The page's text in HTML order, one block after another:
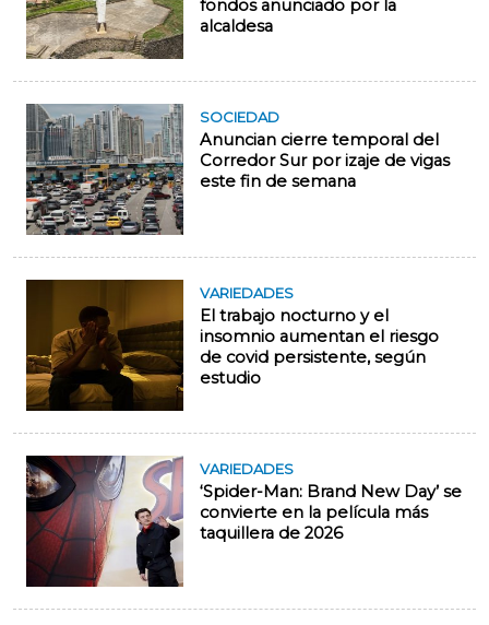
fondos anunciado por la
alcaldesa
SOCIEDAD
Anuncian cierre temporal del
Corredor Sur por izaje de vigas
este fin de semana
VARIEDADES
El trabajo nocturno y el
insomnio aumentan el riesgo
de covid persistente, según
estudio
VARIEDADES
‘Spider-Man: Brand New Day’ se
convierte en la película más
taquillera de 2026